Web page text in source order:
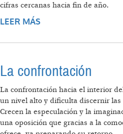
cifras cercanas hacia fin de año.
LEER MÁS
La confrontación
La confrontación hacia el interior
un nivel alto y dificulta discernir
Crecen la especulación y la
una oposición que gracias a la